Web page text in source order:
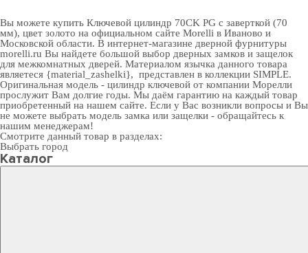
Вы можете купить Ключевой цилиндр 70CK PG с заверткой (70
мм), цвет золото на официальном сайте Morelli в Иваново и
Московской области. В интернет-магазине дверной фурнитуры
morelli.ru Вы найдете большой выбор дверных замков и защелок
для межкомнатных дверей. Материалом язычка данного товара
являетеся {material_zashelki}, представлен в коллекции SIMPLE.
Оригинальная модель - цилиндр ключевой от компании Морелли
прослужит Вам долгие годы. Мы даём гарантию на каждый товар
приобретенный на нашем сайте. Если у Вас возникли вопросы и Вы
не можете выбрать модель замка или защелки - обращайтесь к
нашим менеджерам!
Смотрите данный товар в разделах:
Выбрать город
Каталог